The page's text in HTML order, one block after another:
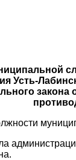
Усть-
закона